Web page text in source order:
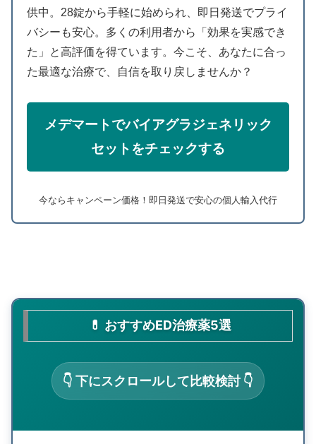
供中。28錠から手軽に始められ、即日発送でプライ
バシーも安心。多くの利用者から「効果を実感でき
た」と高評価を得ています。今こそ、あなたに合っ
た最適な治療で、自信を取り戻しませんか？
メデマートでバイアグラジェネリック
セットをチェックする
今ならキャンペーン価格！即日発送で安心の個人輸入代行
💊 おすすめED治療薬5選
👇 下にスクロールして比較検討 👇